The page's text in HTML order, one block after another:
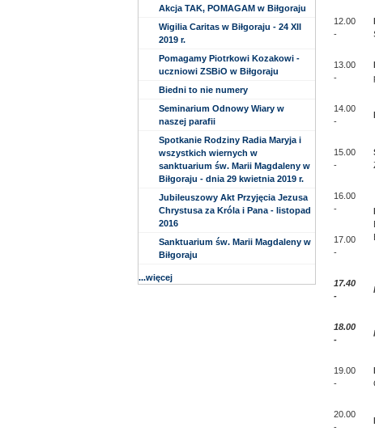
Akcja TAK, POMAGAM w Biłgoraju
Wigilia Caritas w Biłgoraju - 24 XII
2019 r.
Pomagamy Piotrkowi Kozakowi -
uczniowi ZSBiO w Biłgoraju
Biedni to nie numery
Seminarium Odnowy Wiary w
naszej parafii
Spotkanie Rodziny Radia Maryja i
wszystkich wiernych w
sanktuarium św. Marii Magdaleny w
Biłgoraju - dnia 29 kwietnia 2019 r.
Jubileuszowy Akt Przyjęcia Jezusa
Chrystusa za Króla i Pana - listopad
2016
Sanktuarium św. Marii Magdaleny w
Biłgoraju
...więcej
12.00
-
13.00
-
14.00
-
15.00
-
16.00
-
17.00
-
17.40
-
18.00
-
19.00
-
20.00
-